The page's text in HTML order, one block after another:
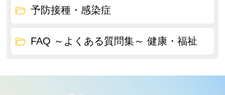
予防接種・感染症
FAQ ～よくある質問集～ 健康・福祉